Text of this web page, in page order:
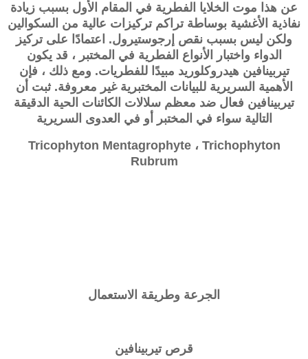
عن هذا موت الخلايا الفطرية في المقام الأول بسبب زيادة
نفاذية الأغشية بوساطة تراكم تركيزات عالية من السكوالين
ولكن ليس بسبب نقص إرجوستيرول. اعتمادًا على تركيز
الدواء واختبار الأنواع الفطرية في المختبر ، قد يكون
تيربينافين هيدروكلوريد مبيدًا للفطريات. ومع ذلك ، فإن
الأهمية السريرية للبيانات المختبرية غير معروفة. ثبت أن
تيربينافين فعال ضد معظم سلالات الكائنات الحية الدقيقة
التالية سواء في المختبر أو في العدوى السريرية
Tricophyton Mentagrophyte ، Trichophyton
Rubrum
الجرعة وطريقة الاستعمال
قرص تيربينافين